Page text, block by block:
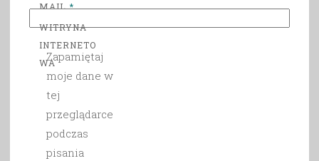
MAIL*
WITRYNA
INTERNETO
WAZapamiętaj
moje dane w
tej
przeglądarce
podczas
pisania